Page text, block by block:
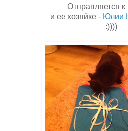
Отправляется к
и ее хозяйке - Юлии
:))))